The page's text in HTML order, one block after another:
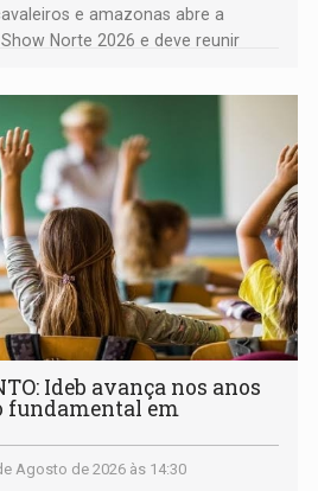
e amazonas abre a
Norte 2026 e deve reunir
Ideb avança nos anos
fundamental em
Agosto de 2026 às 14:30